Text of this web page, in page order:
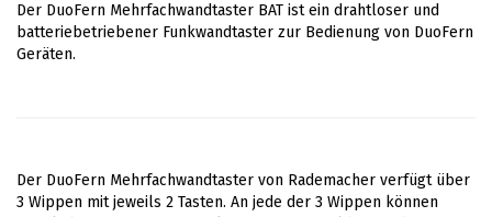
Der DuoFern Mehrfachwandtaster BAT ist ein drahtloser und
batteriebetriebener Funkwandtaster zur Bedienung von DuoFern
Geräten.
Der DuoFern Mehrfachwandtaster von Rademacher verfügt über
3 Wippen mit jeweils 2 Tasten. An jede der 3 Wippen können